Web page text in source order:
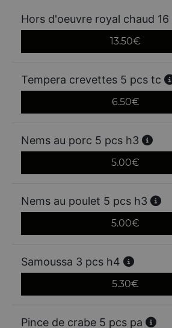
Hors d'oeuvre royal chaud
13.50€
Tempera crevettes 5 pcs tc
6.50€
Nems au porc 5 pcs h3
5.00€
Nems au poulet 5 pcs h3
5.00€
Samoussa 3 pcs h4
5.30€
Pince de crabe 5 pcs pa